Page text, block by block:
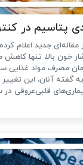
پتاسیم در
جدید اعلام
خون بالا، تنها
مصرف مواد غذایی
گفته آنان، این
قلبی‌عروقی در